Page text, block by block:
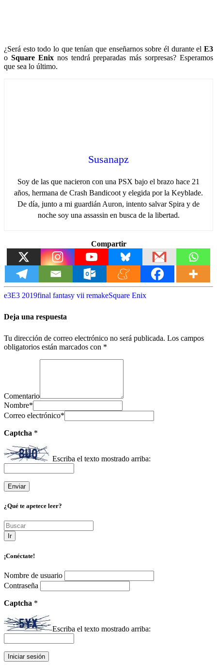
¿Será esto todo lo que tenían que enseñarnos sobre él durante el E3
o Square Enixnos tendrá preparadas más sorpresas? Esperamos
que sea lo último.
Susanapz
Soy de las que nacieron con una PSX bajo el brazo hace 21
años, hermana de Crash Bandicoot y elegida por la Keyblade.
De día, junto a mi guardián Auron, intento salvar Spira y de
noche soy una assassin en busca de la libertad.
Compartir
e3E3 2019final fantasy vii remakeSquare Enix
Deja una respuesta
Tu dirección de correo electrónico no será publicada. Los campos
obligatorios están marcados con *
Comentario
Nombre*
Correo electrónico*
Captcha *
Escriba el texto mostrado arriba:
¿Qué te apetece leer?
Ir
¡Conéctate!
Nombre de usuario
Contraseña
Captcha *
Escriba el texto mostrado arriba: